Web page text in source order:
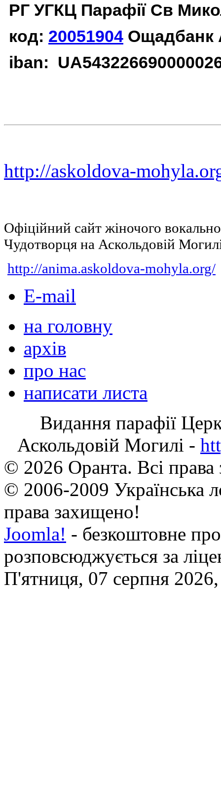
РГ УГКЦ Парафії Св
код: 20051904 Ощадбанк
iban:
http://askoldova-
Офіційний сайт жіночого
Чудотворця на Аскольдовій
http://anima.askoldova-mohyla.org/
E-mail
на головну
архів
про нас
написати листа
Видання парафії
Аскольдовій Могилі -
© 2026 Оранта. Всі
© 2006-2009 Українська
права захищено!
Joomla! - безкоштовне
розповсюджується за
П'ятниця, 07 серпня